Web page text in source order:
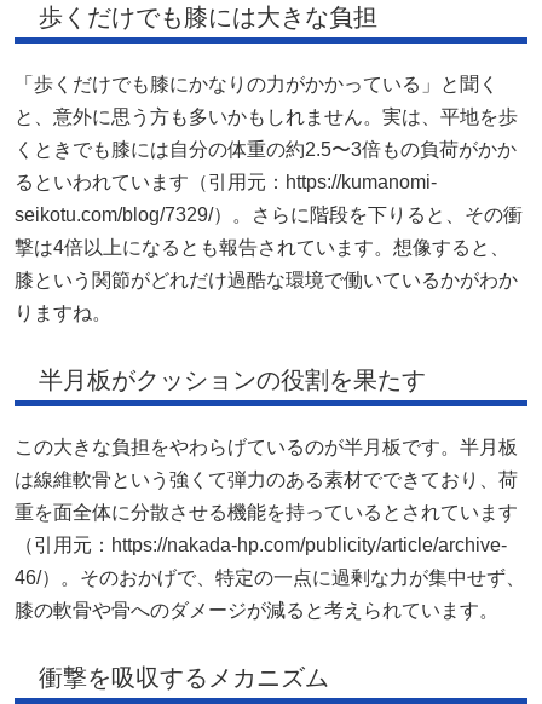
歩くだけでも膝には大きな負担
「歩くだけでも膝にかなりの力がかかっている」と聞く
と、意外に思う方も多いかもしれません。実は、平地を歩
くときでも膝には自分の体重の約2.5〜3倍もの負荷がかか
るといわれています（引用元：https://kumanomi-
seikotu.com/blog/7329/）。さらに階段を下りると、その衝
撃は4倍以上になるとも報告されています。想像すると、
膝という関節がどれだけ過酷な環境で働いているかがわか
りますね。
半月板がクッションの役割を果たす
この大きな負担をやわらげているのが半月板です。半月板
は線維軟骨という強くて弾力のある素材でできており、荷
重を面全体に分散させる機能を持っているとされています
（引用元：https://nakada-hp.com/publicity/article/archive-
46/）。そのおかげで、特定の一点に過剰な力が集中せず、
膝の軟骨や骨へのダメージが減ると考えられています。
衝撃を吸収するメカニズム